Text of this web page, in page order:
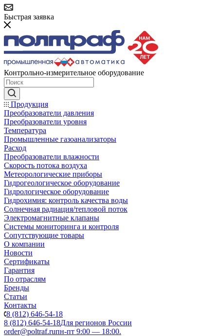
Быстрая заявка
Контрольно-измерительное оборудование
Продукция
Преобразователи давления
Преобразователи уровня
Температура
Промышленные газоанализаторы
Расход
Преобразователи влажности
Скорость потока воздуха
Метеорологические приборы
Гидрогеологическое оборудование
Гидрологическое оборудование
Гидрохимия: контроль качества воды
Солнечная радиация/тепловой поток
Электромагнитные клапаны
Системы мониторинга и контроля
Сопутствующие товары
О компании
Новости
Сертификаты
Гарантия
По отраслям
Бренды
Статьи
Контакты
8 (812) 646-54-18
8 (812) 646-54-18Для регионов России
order@poltraf.ruпн-пт 9:00 — 18:00.